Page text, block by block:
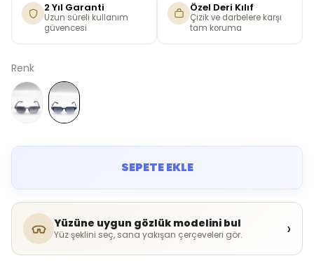
2 Yıl Garanti
Uzun süreli kullanım
güvencesi
Özel Deri Kılıf
Çizik ve darbelere karşı
tam koruma
Renk
SEPETE EKLE
Yüzüne uygun gözlük modelini bul
Yüz şeklini seç, sana yakışan çerçeveleri gör. ›